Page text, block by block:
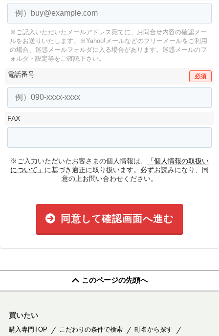
※ご記入いただいたメールアドレス宛てに、お問合せ内容の確認メー
ルをお送りいたします。
※Yahoo!メールなどのフリーメールをご利用
の場合、迷惑メールフォルダに入る場合があります。 迷惑メールのフ
ォルダ・設定等をご確認下さい。
電話番号 必須
FAX
※ご入力いただいたお客さまの個人情報は、
「個人情報の取扱い
について」 に基づき適正に取り扱います。必ずお読みになり、同
意の上お問い合わせください。
同意して確認画面へ進む
このページの先頭へ
買いたい
購入専門TOP こだわりの条件で検索
町名から探す